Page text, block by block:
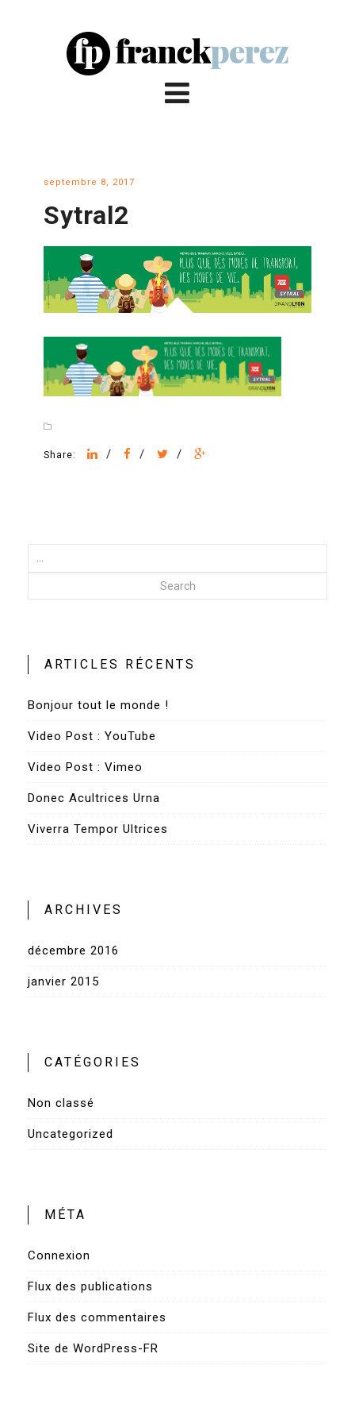
septembre 8, 2017
Sytral2
Share: / / /
Search
ARTICLES RÉCENTS
Bonjour tout le monde !
Video Post : YouTube
Video Post : Vimeo
Donec Acultrices Urna
Viverra Tempor Ultrices
ARCHIVES
décembre 2016
janvier 2015
CATÉGORIES
Non classé
Uncategorized
MÉTA
Connexion
Flux des publications
Flux des commentaires
Site de WordPress-FR